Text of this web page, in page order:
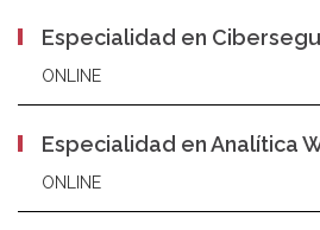
Especialidad en
ONLINE
Especialidad en Analítica
ONLINE